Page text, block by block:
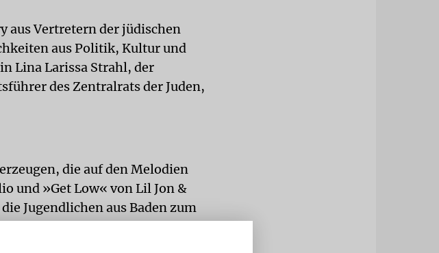
aus Vertretern der jüdischen
aus Politik, Kultur und
Lina Larissa Strahl, der
des Zentralrats der Juden,
die auf den Melodien
und »Get Low« von Lil Jon &
Jugendlichen aus Baden zum